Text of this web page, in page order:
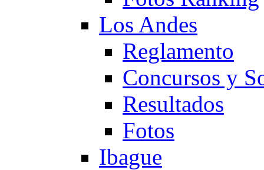
Los Andes
Reglamento
Concursos y
Resultados
Fotos
Ibague